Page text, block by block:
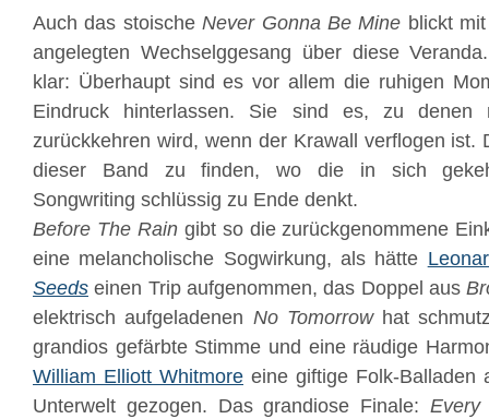
Auch das stoischeNever Gonna Be Mine blickt
angelegten Wechselggesang über diese
klar: Überhaupt sind es vor allem die ruhigen
Eindruck hinterlassen. Sie sind es, zu
zurückkehren wird, wenn der Krawall verflogen ist.
dieser Band zu finden, wo die in sich
Songwriting schlüssig zu Ende denkt.
Before The Raingibt so die zurückgenommene
eine melancholische Sogwirkung, als hätte
Seeds einen Trip aufgenommen, das Doppel aus
elektrisch aufgeladenen No Tomorrowhat
grandios gefärbte Stimme und eine räudige
William Elliott Whitmore eine giftige Folk-Balladen
Unterwelt gezogen. Das grandiose Finale: Every